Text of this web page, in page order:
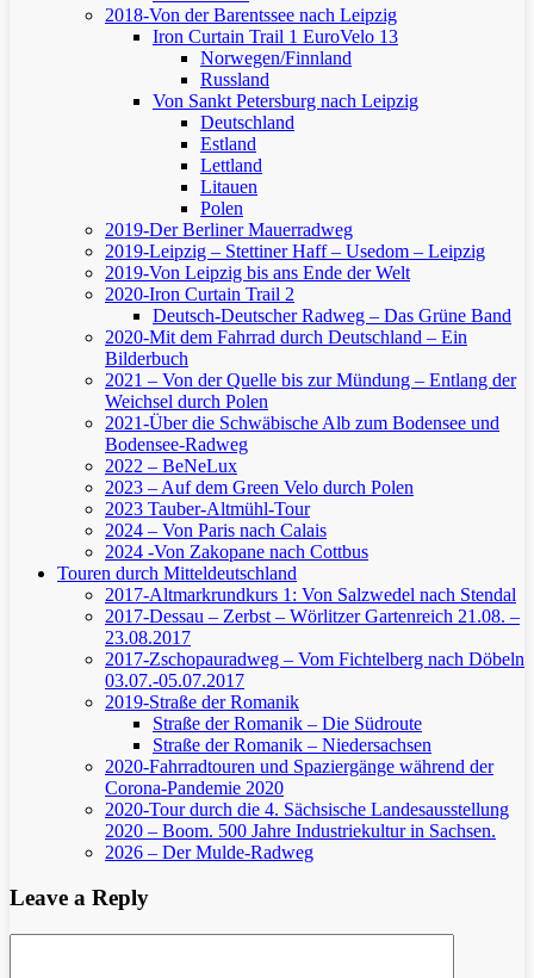
2018-Von der Barentssee nach Leipzig
Iron Curtain Trail 1 EuroVelo 13
Norwegen/Finnland
Russland
Von Sankt Petersburg nach Leipzig
Deutschland
Estland
Lettland
Litauen
Polen
2019-Der Berliner Mauerradweg
2019-Leipzig – Stettiner Haff – Usedom – Leipzig
2019-Von Leipzig bis ans Ende der Welt
2020-Iron Curtain Trail 2
Deutsch-Deutscher Radweg – Das Grüne Band
2020-Mit dem Fahrrad durch Deutschland – Ein
Bilderbuch
2021 – Von der Quelle bis zur Mündung – Entlang der
Weichsel durch Polen
2021-Über die Schwäbische Alb zum Bodensee und
Bodensee-Radweg
2022 – BeNeLux
2023 – Auf dem Green Velo durch Polen
2023 Tauber-Altmühl-Tour
2024 – Von Paris nach Calais
2024 -Von Zakopane nach Cottbus
Touren durch Mitteldeutschland
2017-Altmarkrundkurs 1: Von Salzwedel nach Stendal
2017-Dessau – Zerbst – Wörlitzer Gartenreich 21.08. –
23.08.2017
2017-Zschopauradweg – Vom Fichtelberg nach Döbeln
03.07.-05.07.2017
2019-Straße der Romanik
Straße der Romanik – Die Südroute
Straße der Romanik – Niedersachsen
2020-Fahrradtouren und Spaziergänge während der
Corona-Pandemie 2020
2020-Tour durch die 4. Sächsische Landesausstellung
2020 – Boom. 500 Jahre Industriekultur in Sachsen.
2026 – Der Mulde-Radweg
Leave a Reply